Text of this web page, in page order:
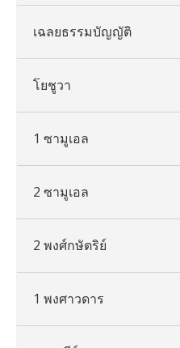
เฉลยธรรมบัญญัติ
โยชูวา
1 ซามูเอล
2 ซามูเอล
2 พงศ์กษัตริย์
1 พงศาวดาร